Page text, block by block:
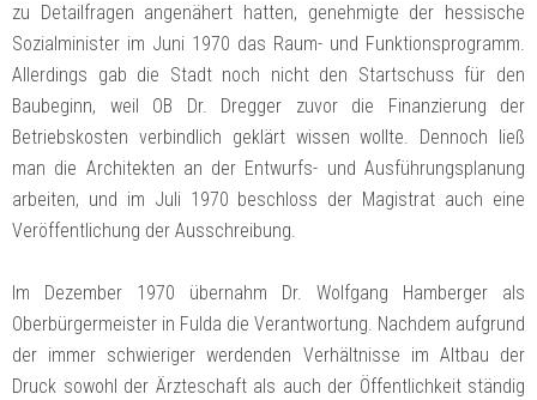
zu Detailfragen angenähert hatten, genehmigte der hessische
Sozialminister im Juni 1970 das Raum- und Funktionsprogramm.
Allerdings gab die Stadt noch nicht den Startschuss für den
Baubeginn, weil OB Dr. Dregger zuvor die Finanzierung der
Betriebskosten verbindlich geklärt wissen wollte. Dennoch ließ
man die Architekten an der Entwurfs- und Ausführungsplanung
arbeiten, und im Juli 1970 beschloss der Magistrat auch eine
Veröffentlichung der Ausschreibung.
Im Dezember 1970 übernahm Dr. Wolfgang Hamberger als
Oberbürgermeister in Fulda die Verantwortung. Nachdem aufgrund
der immer schwieriger werdenden Verhältnisse im Altbau der
Druck sowohl der Ärzteschaft als auch der Öffentlichkeit ständig